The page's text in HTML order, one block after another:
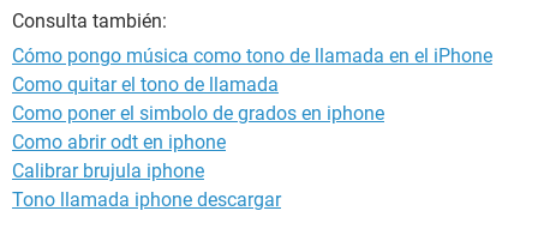
Consulta también:
Cómo pongo música como tono de llamada en el iPhone
Como quitar el tono de llamada
Como poner el simbolo de grados en iphone
Como abrir odt en iphone
Calibrar brujula iphone
Tono llamada iphone descargar